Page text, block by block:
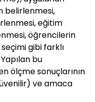
belirlenmesi,
eğitim
öğrencilerin
gibi farklı
bu
ölçme sonuçlarının
ve amaca